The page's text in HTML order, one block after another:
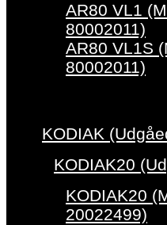
AR80 VL1
80002011)
AR80 VL1S
80002011)
KODIAK
KODIAK20
KODIAK20
20022499)